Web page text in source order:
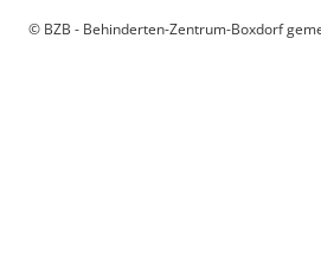
© BZB - Behinderten-Zentrum-Boxdorf